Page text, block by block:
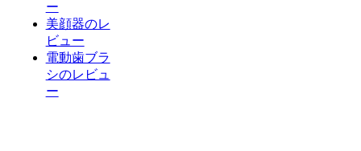
ー
美顔器のレ
ビュー
電動歯ブラ
シのレビュ
ー